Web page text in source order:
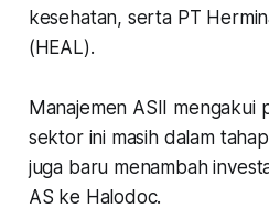
kesehatan, serta PT
(HEAL).
Manajemen ASII mengakui
sektor ini masih dalam
juga baru menambah
AS ke Halodoc.